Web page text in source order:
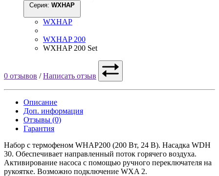
Серия:
WXHAP
WXHAP 200
WXHAP 200 Set
0 отзывов /Написать отзыв
Описание
Доп. информация
Отзывы (0)
Гарантия
Набор с термофеном WHAP200 (200 Вт, 24 В). Насадка WDH
30. Обеспечивает направленный поток горячего воздуха.
Активирование насоса с помощью ручного переключателя на
рукоятке. Возможно подключение WXA 2.